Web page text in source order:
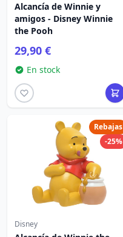
Alcancía de Winnie y
amigos - Disney Winnie
the Pooh
29,90 €
En stock
Rebajas
-25%
Disney